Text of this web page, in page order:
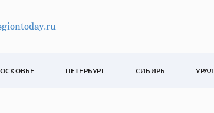
ПЕТЕРБУРГ СИБИРЬ УРАЛ